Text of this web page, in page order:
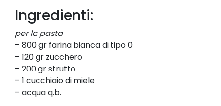
Ingredienti:
per la pasta
– 800 gr farina bianca di tipo 0
– 120 gr zucchero
– 200 gr strutto
– 1 cucchiaio di miele
– acqua q.b.